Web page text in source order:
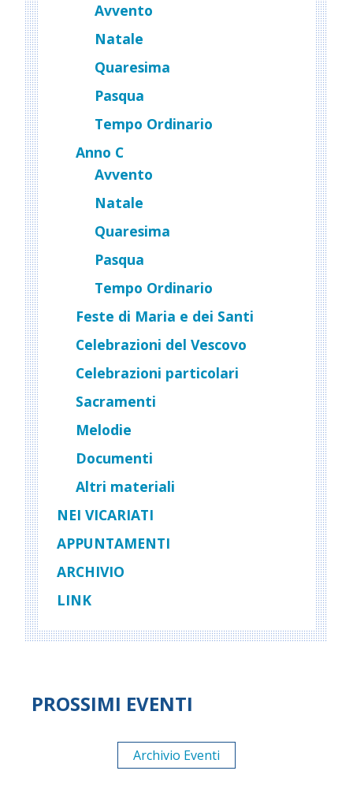
Avvento
Natale
Quaresima
Pasqua
Tempo Ordinario
Anno C
Avvento
Natale
Quaresima
Pasqua
Tempo Ordinario
Feste di Maria e dei Santi
Celebrazioni del Vescovo
Celebrazioni particolari
Sacramenti
Melodie
Documenti
Altri materiali
NEI VICARIATI
APPUNTAMENTI
ARCHIVIO
LINK
PROSSIMI EVENTI
Archivio Eventi